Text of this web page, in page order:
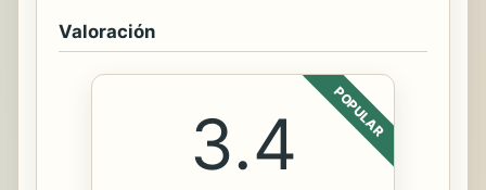
Valoración
POPULAR
3.4